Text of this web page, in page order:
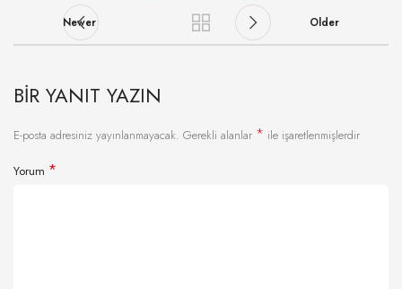
Newer Older
BIR YANIT YAZIN
E-posta adresiniz yayınlanmayacak. Gerekli alanlar * ile işaretlenmişlerdir
Yorum *